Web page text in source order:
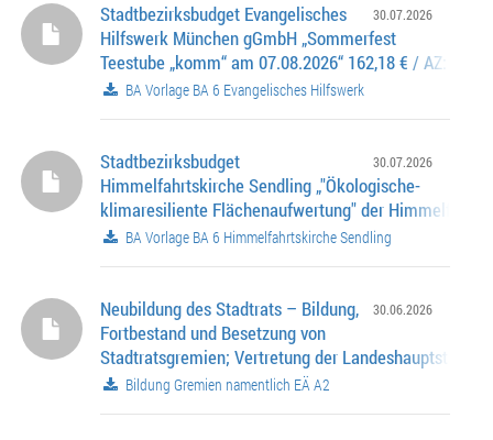
30.07.2026
Stadtbezirksbudget Evangelisches
Hilfswerk München gGmbH „Sommerfest
Teestube „komm“ am 07.08.2026“ 162,18 € / AZ:
0638BA Vorlage BA 6 Evangelisches Hilfswerk
30.07.2026
Stadtbezirksbudget
Himmelfahrtskirche Sendling „"Ökologische-
klimaresiliente Flächenaufwertung" der
Sendling Oktober 2026“ 13.000,00 € / AZ: 0262.100-6-
BA Vorlage BA 6 Himmelfahrtskirche Sendling
30.06.2026
Neubildung des Stadtrats – Bildung,
Fortbestand und Besetzung von
Stadtratsgremien; Vertretung der Landeshauptstadt
- Stiftungen und Schenkungen - Beiräten - Vereinen
Bildung Gremien namentlich EÄ A2